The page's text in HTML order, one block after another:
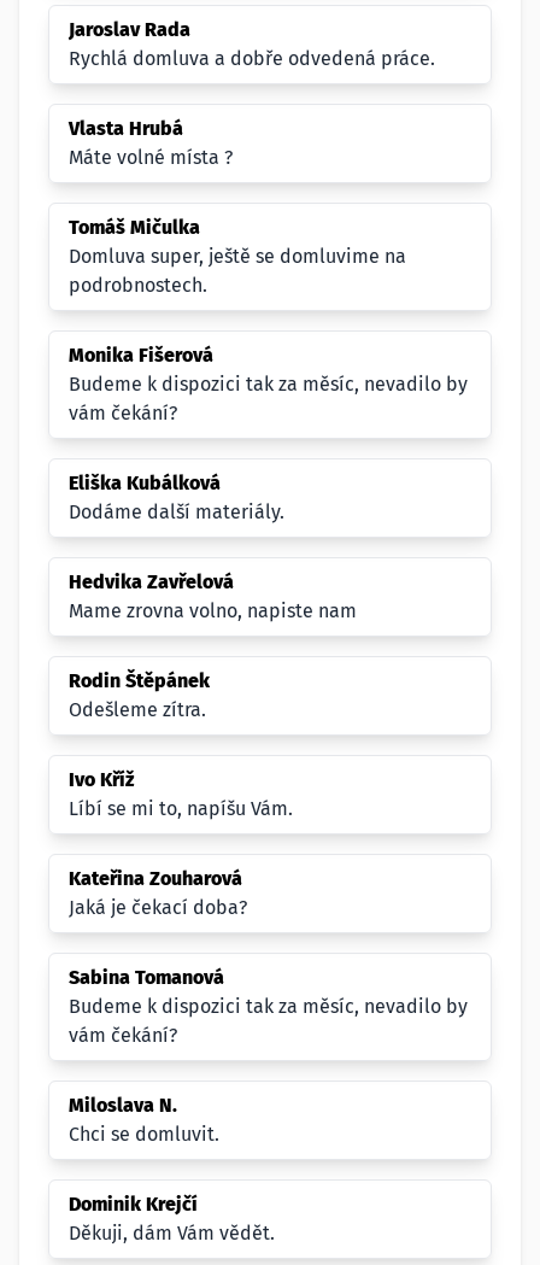
Jaroslav Rada
Rychlá domluva a dobře odvedená práce.
Vlasta Hrubá
Máte volné místa ?
Tomáš Mičulka
Domluva super, ještě se domluvime na
podrobnostech.
Monika Fišerová
Budeme k dispozici tak za měsíc, nevadilo by
vám čekání?
Eliška Kubálková
Dodáme další materiály.
Hedvika Zavřelová
Mame zrovna volno, napiste nam
Rodin Štěpánek
Odešleme zítra.
Ivo Kříž
Líbí se mi to, napíšu Vám.
Kateřina Zouharová
Jaká je čekací doba?
Sabina Tomanová
Budeme k dispozici tak za měsíc, nevadilo by
vám čekání?
Miloslava N.
Chci se domluvit.
Dominik Krejčí
Děkuji, dám Vám vědět.